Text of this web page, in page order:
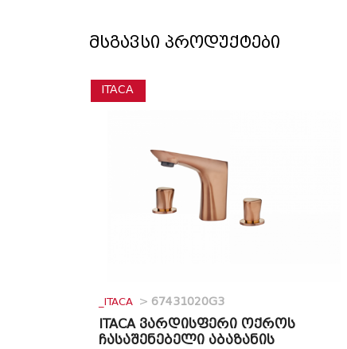
მსგავსი პროდუქტები
ITACA
_ITACA > 67431020G3
ITACA ვარდისფერი ოქროს
ჩასაშენებელი აბაზანის